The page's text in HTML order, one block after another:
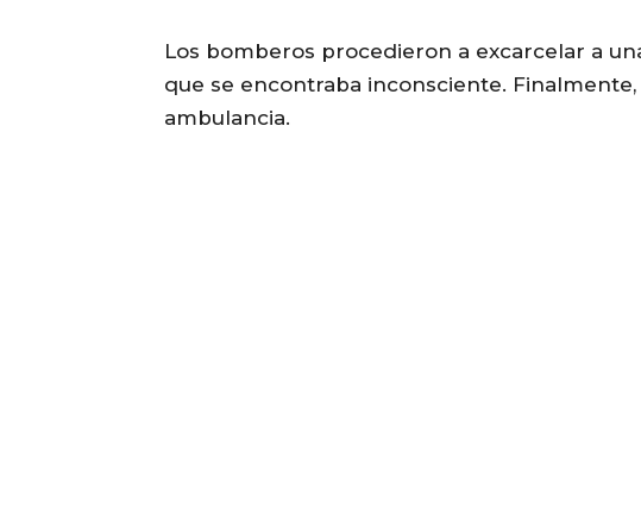
Los bomberos procedieron a excarcelar a
que se encontraba inconsciente.
ambulancia.